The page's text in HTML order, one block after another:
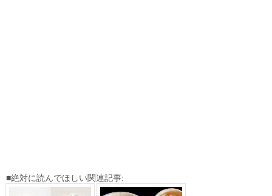
■絶対に読んでほしい関連記事: